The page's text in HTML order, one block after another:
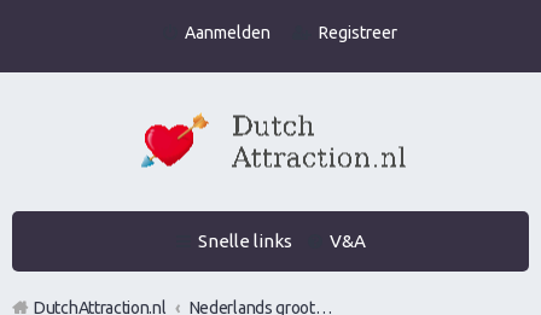
Aanmelden Registreer
Snelle links V&A
DutchAttraction.nl Nederlands grootste Dutch Attraction, Lifestyle, Vrouwen versieren en Pick-Up (PUA) Forum